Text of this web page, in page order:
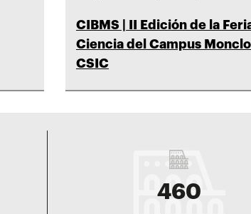
CIBMS | II Edición de la
Ciencia del Campus
CSIC
460